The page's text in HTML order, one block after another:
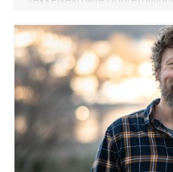
den her seansen er
krinsar kring at jaget mot
ein uendeleg prosess. "Ad
si komande plate "Mellom